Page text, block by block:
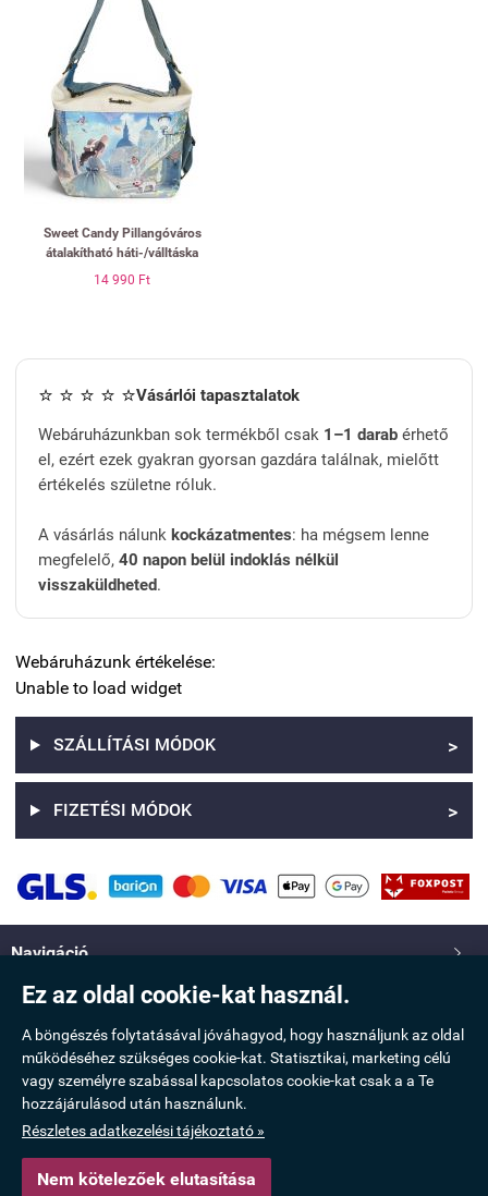
Ez az oldal cookie-kat használ.
A böngészés folytatásával jóváhagyod, hogy használjunk az oldal
működéséhez szükséges cookie-kat. Statisztikai, marketing célú
vagy személyre szabással kapcsolatos cookie-kat csak a a Te
hozzájárulásod után használunk.
Részletes adatkezelési tájékoztató »
Nem kötelezőek elutasítása
Sweet Candy Pillangóváros
átalakítható háti-/válltáska
14 990 Ft
⭐ ⭐ ⭐ ⭐ ⭐Vásárlói tapasztalatok
Webáruházunkban sok termékből csak 1–1 darab érhető
el, ezért ezek gyakran gyorsan gazdára találnak, mielőtt
értékelés születne róluk.
A vásárlás nálunk kockázatmentes: ha mégsem lenne
megfelelő, 40 napon belül indoklás nélkül
visszaküldheted.
Webáruházunk értékelése:
Unable to load widget
SZÁLLÍTÁSI MÓDOK >
FIZETÉSI MÓDOK >
Navigáció 
Információ
Elérhetőség